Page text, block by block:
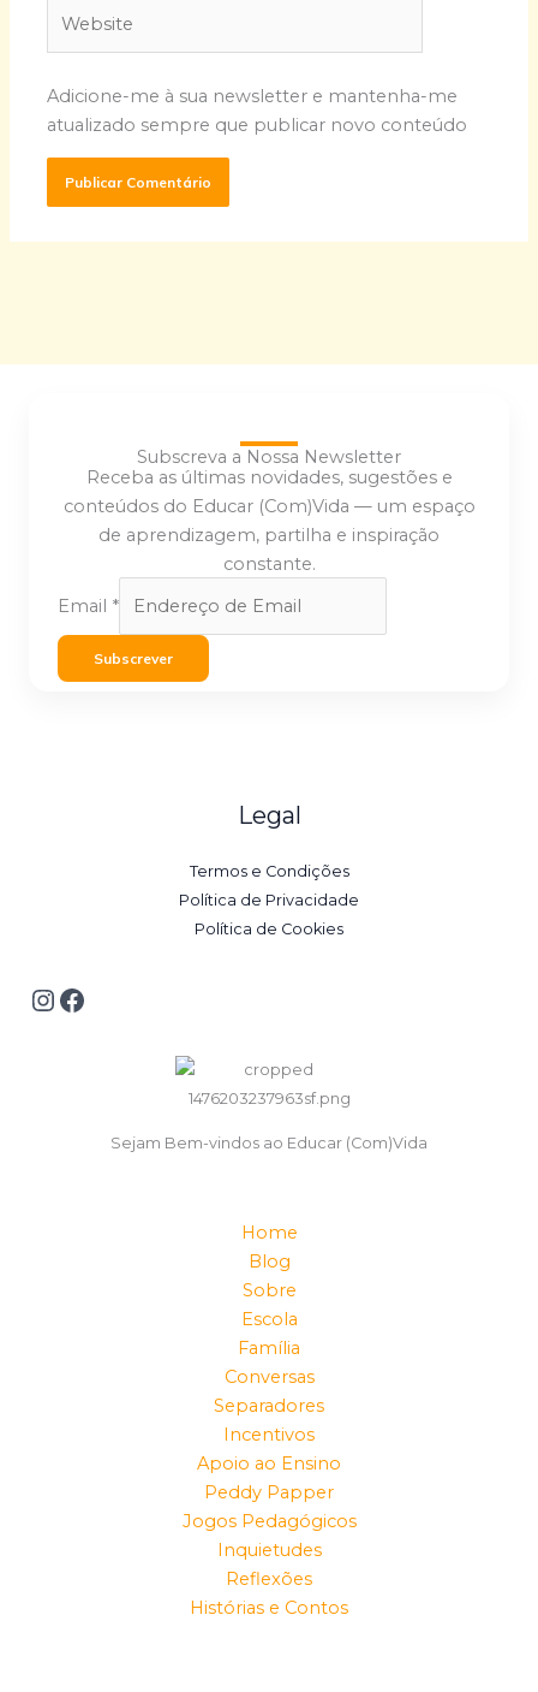
Adicione-me à sua newsletter e mantenha-me
atualizado sempre que publicar novo conteúdo
Subscreva a Nossa Newsletter
Receba as últimas novidades, sugestões e
conteúdos do Educar (Com)Vida — um espaço
de aprendizagem, partilha e inspiração
constante.
Email *
Subscrever
Legal
Termos e Condições
Política de Privacidade
Política de Cookies
Sejam Bem-vindos ao Educar (Com)Vida
Home
Blog
Sobre
Escola
Família
Conversas
Separadores
Incentivos
Apoio ao Ensino
Peddy Papper
Jogos Pedagógicos
Inquietudes
Reflexões
Histórias e Contos